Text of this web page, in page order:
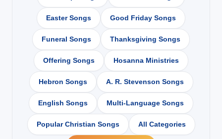
Easter Songs Good Friday Songs
Funeral Songs Thanksgiving Songs
Offering Songs Hosanna Ministries
Hebron Songs A. R. Stevenson Songs
English Songs Multi-Language Songs
Popular Christian Songs All Categories